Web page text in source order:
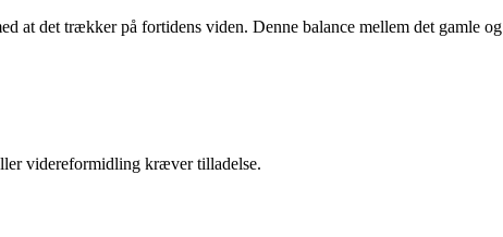
at det trækker på fortidens viden. Denne balance mellem det gamle og
videreformidling kræver tilladelse.